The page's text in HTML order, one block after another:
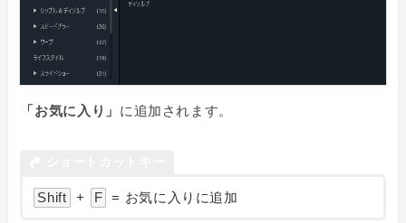
「お気に入り」 に追加されます。
Shift + F = お気に入りに追加